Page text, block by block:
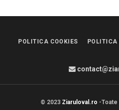
POLITICA COOKIES POLITICA
© 2023 Ziaruloval.ro -